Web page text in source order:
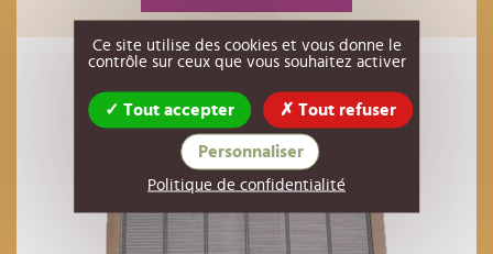
Ce site utilise des cookies et vous donne le
contrôle sur ceux que vous souhaitez activer
Tout accepter Tout refuser
Personnaliser
Politique de confidentialité